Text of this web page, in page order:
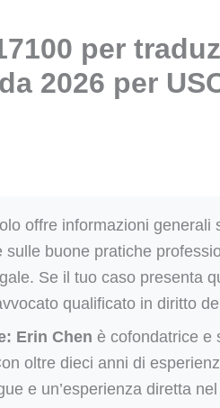
per
2026 per
offre informazioni generali
sulle buone pratiche
Se il tuo caso presenta
qualificato in diritto
Erin Chen è cofondatrice e
oltre dieci anni di
e un’esperienza diretta